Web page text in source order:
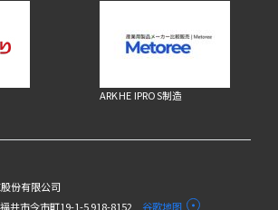
ARKHE IPROS制造
股份有限公司
井市今市町19-1-5 918-8152 谷歌地图